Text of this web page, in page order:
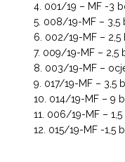
001/19 – MF -3
008/19-MF – 3,5
002/19-MF – 2,5
009/19-MF – 2,5
003/19-MF –
017/19-MF – 3,5
014/19-MF – 9
006/19-MF –
015/19-MF -1,5